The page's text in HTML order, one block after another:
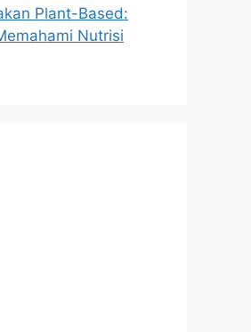
Plant-Based:
Nutrisi